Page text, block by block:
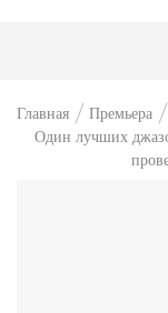
Главная
Премьера
Один лучших